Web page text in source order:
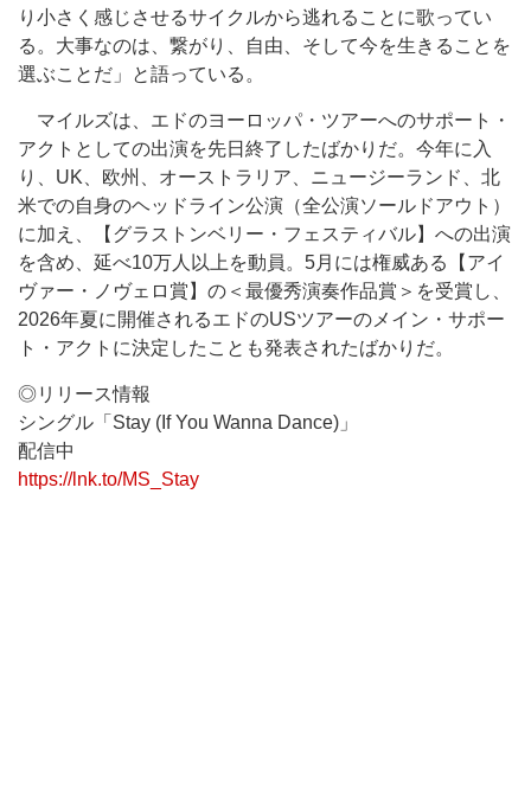
り小さく感じさせるサイクルから逃れることに歌ってい
る。大事なのは、繋がり、自由、そして今を生きることを
選ぶことだ」と語っている。
マイルズは、エドのヨーロッパ・ツアーへのサポート・
アクトとしての出演を先日終了したばかりだ。今年に入
り、UK、欧州、オーストラリア、ニュージーランド、北
米での自身のヘッドライン公演（全公演ソールドアウト）
に加え、【グラストンベリー・フェスティバル】への出演
を含め、延べ10万人以上を動員。5月には権威ある【アイ
ヴァー・ノヴェロ賞】の＜最優秀演奏作品賞＞を受賞し、
2026年夏に開催されるエドのUSツアーのメイン・サポー
ト・アクトに決定したことも発表されたばかりだ。
◎リリース情報
シングル「Stay (If You Wanna Dance)」
配信中
https://lnk.to/MS_Stay